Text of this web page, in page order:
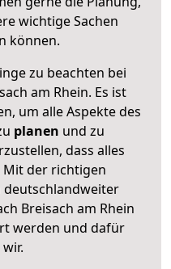
wichtige Sachen
können.
zu beachten bei
am Rhein. Es ist
um alle Aspekte des
planen und zu
dass alles
der richtigen
Breisach am Rhein
werden und dafür